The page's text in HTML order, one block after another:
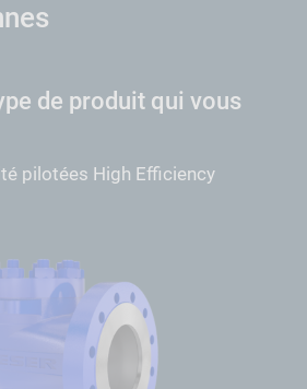
de produit qui vous
pilotées High Efficiency